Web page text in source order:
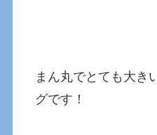
まん丸でとても大き
グです！